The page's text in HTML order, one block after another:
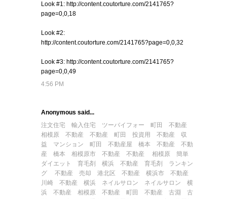
Look #1: http://content.coutorture.com/2141765?
page=0,0,18
Look #2:
http://content.coutorture.com/2141765?page=0,0,32
Look #3: http://content.coutorture.com/2141765?
page=0,0,49
4:56 PM
Anonymous said...
注文住宅
輸入住宅 ツーバイフォー
町田 不動産
相模原 不動産
不動産 町田 投資用 不動産
収
益 マンション
町田 不動産屋 橋本 不動産
不動
産 橋本
相模原市 不動産 不動産 相模原
簡単
ダイエット
育毛剤 横浜 不動産
育毛剤 ランキン
グ
不動産 売却 港北区 不動産
横浜市 不動産
川崎 不動産
横浜 ネイルサロン
ネイルサロン 横
浜
不動産 相模原 不動産 町田 不動産 古淵
古